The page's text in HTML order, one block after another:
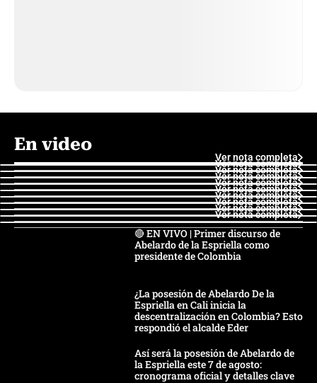
En video
Ver nota completa
Ver nota completa
Ver nota completa
Ver nota completa
Ver nota completa
Ver nota completa
Ver nota completa
Ver nota completa
Ver nota completa
Ver nota completa
🔴 EN VIVO | Primer discurso de
Abelardo de la Espriella como
presidente de Colombia
¿La posesión de Abelardo De la
Espriella en Cali inicia la
descentralización en Colombia? Esto
respondió el alcalde Eder
Así será la posesión de Abelardo de
la Espriella este 7 de agosto:
cronograma oficial y detalles clave